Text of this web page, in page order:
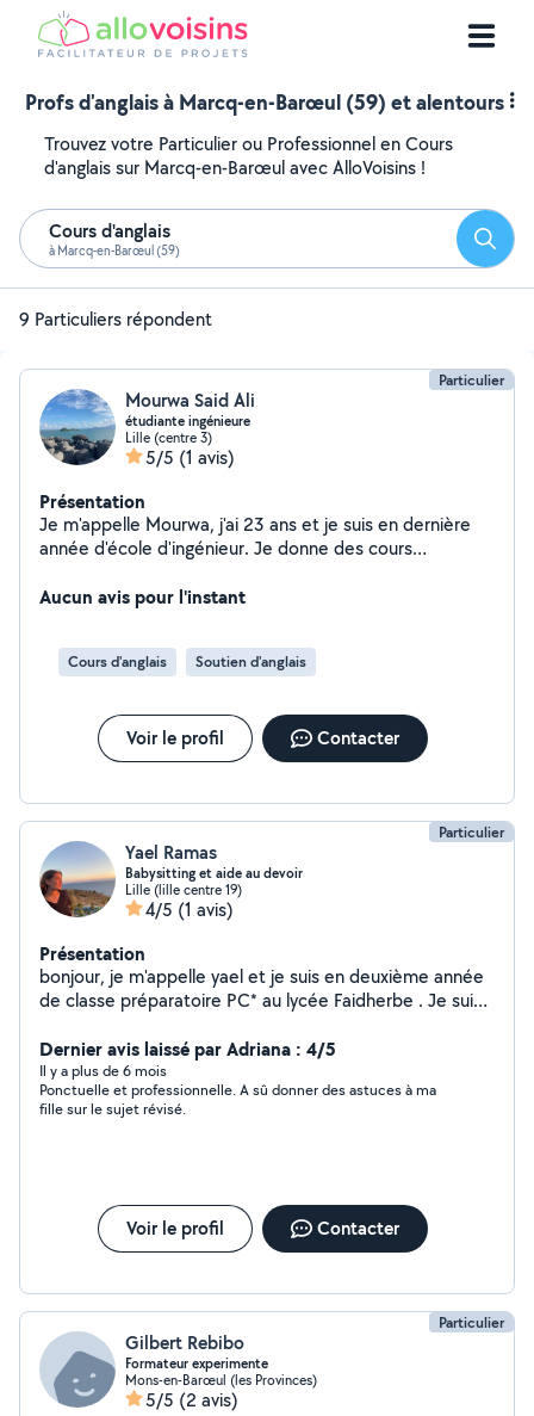
Profs d'anglais à Marcq-en-Barœul (59) et alentours
Trouvez votre Particulier ou Professionnel en Cours
d'anglais sur Marcq-en-Barœul avec AlloVoisins !
Cours d'anglais
à Marcq-en-Barœul (59)
9 Particuliers répondent
Particulier
Mourwa Said Ali
étudiante ingénieure
Lille (centre 3)
5/5 (1 avis)
Présentation
Je m'appelle Mourwa, j'ai 23 ans et je suis en dernière
année d'école d'ingénieur. Je donne des cours
Aucun avis pour l'instant
Cours d'anglais Soutien d'anglais
Voir le profil Contacter
Particulier
Yael Ramas
Babysitting et aide au devoir
Lille (lille centre 19)
4/5 (1 avis)
Présentation
bonjour, je m'appelle yael et je suis en deuxième année
de classe préparatoire PC* au lycée Faidherbe . Je suis
pour des gardes d'enfants et des babysitting. . Je peux
aider aussi avec des cours de sciences jusqu'au niveau
prépa PC 1er année . De ce qui concerne l'anglais j'ai un
niveau B2 :) Je suis aussi très à l'aise avec les animaux
Dernier avis laissé par Adriana : 4/5
Il y a plus de 6 mois
Ponctuelle et professionnelle. A sû donner des astuces à ma
fille sur le sujet révisé.
Voir le profil Contacter
Particulier
Gilbert Rebibo
Formateur experimente
Mons-en-Barœul (les Provinces)
5/5 (2 avis)